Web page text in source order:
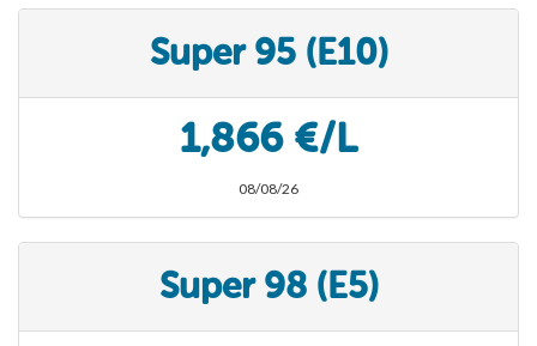
Super 95 (E10)
1,866 €/L
08/08/26
Super 98 (E5)